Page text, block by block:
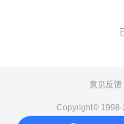
意见反馈
Copyright© 1998-